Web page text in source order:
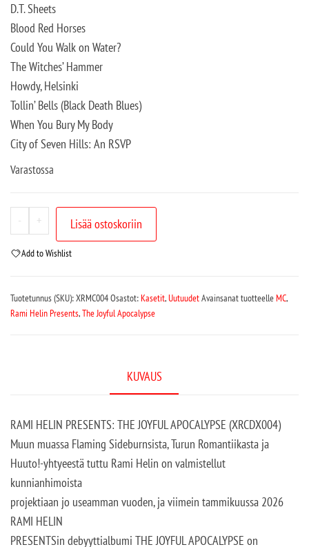
D.T. Sheets
Blood Red Horses
Could You Walk on Water?
The Witches’ Hammer
Howdy, Helsinki
Tollin’ Bells (Black Death Blues)
When You Bury My Body
City of Seven Hills: An RSVP
Varastossa
- + Lisää ostoskoriin
Add to Wishlist
Tuotetunnus (SKU):XRMC004Osastot:Kasetit,UutuudetAvainsanat tuotteelleMC,
Rami Helin Presents,The Joyful Apocalypse
KUVAUS
RAMI HELIN PRESENTS: THE JOYFUL APOCALYPSE (XRCDX004)
Muun muassa Flaming Sideburnsista, Turun Romantiikasta ja
Huuto!-yhtyeestä tuttu Rami Helin on valmistellut
kunnianhimoista
projektiaan jo useamman vuoden, ja viimein tammikuussa 2026
RAMI HELIN
PRESENTSin debyyttialbumi THE JOYFUL APOCALYPSE on